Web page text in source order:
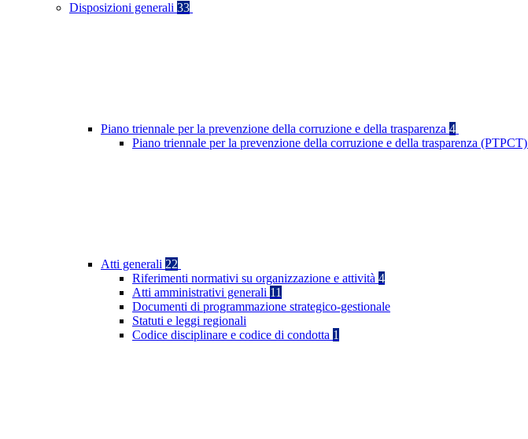
Disposizioni generali 33
Piano triennale per la prevenzione della corruzione e della trasparenza 4
Piano triennale per la prevenzione della corruzione e della trasparenza (PTPCT)
Atti generali 22
Riferimenti normativi su organizzazione e attività 4
Atti amministrativi generali 11
Documenti di programmazione strategico-gestionale
Statuti e leggi regionali
Codice disciplinare e codice di condotta 1